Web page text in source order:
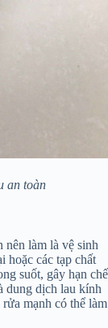
an toàn
nên làm là vệ sinh
hoặc các tạp chất
suốt, gây hạn chế
dung dịch lau kính
mạnh có thể làm